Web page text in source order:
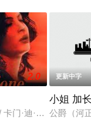
色迷离夜》，每部
2.0
卡门·迪·皮耶特罗
更新中字
小姐 加
公爵（河